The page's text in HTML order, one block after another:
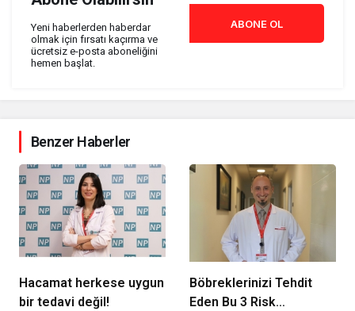
Yeni haberlerden haberdar
olmak için fırsatı kaçırma ve
ücretsiz e-posta aboneliğini
hemen başlat.
ABONE OL
Benzer Haberler
Hacamat herkese uygun
bir tedavi değil!
Böbreklerinizi Tehdit
Eden Bu 3 Risk